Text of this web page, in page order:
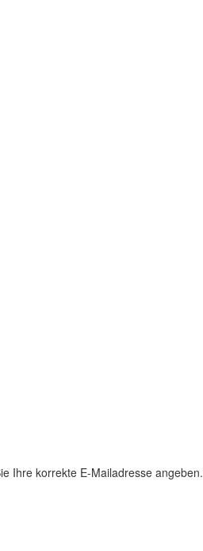
Ihre korrekte E-Mailadresse angeben.